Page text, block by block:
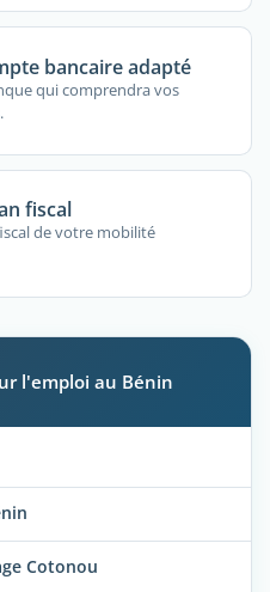
bancaire adapté
qui comprendra vos
fiscal
de votre mobilité
l'emploi au Bénin
Cotonou